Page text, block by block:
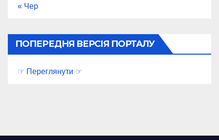
« Чер
ПОПЕРЕДНЯ ВЕРСІЯ ПОРТАЛУ
☞ Переглянути ☞